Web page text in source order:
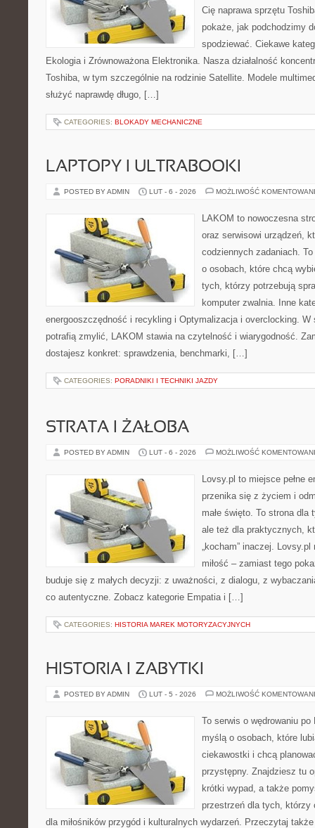
Cię naprawa sprzętu
pokaże, jak podchodzimy
spodziewać. Ciekawe
Ekologia i Zrównoważona Elektronika. Nasza działalność
Toshiba, w tym szczególnie na rodzinie Satellite. Modele
służyć naprawdę długo, […]
CATEGORIES: BLOKADY MECHANICZNE
LAPTOPY I ULTRABOOKI
POSTED BY ADMIN LUT - 6 - 2026 MOŻLIWOŚĆ
LAKOM to nowoczesna
oraz serwisowi urządzeń,
codziennych zadaniach.
o osobach, które chcą
tych, którzy potrzebują
komputer zwalnia. Inne
energooszczędność i recykling i Optymalizacja i overclocking. W
potrafią zmylić, LAKOM stawia na czytelność i wiarygodność.
dostajesz konkret: sprawdzenia, benchmarki, […]
CATEGORIES: PORADNIKI I TECHNIKI JAZDY
STRATA I ŻAŁOBA
POSTED BY ADMIN LUT - 6 - 2026 MOŻLIWOŚĆ
Lovsy.pl to miejsce pełne
przenika się z życiem i
małe święto. To strona
ale też dla praktycznych,
„kocham” inaczej.
miłość – zamiast tego
buduje się z małych decyzji: z uważności, z dialogu, z
co autentyczne. Zobacz kategorie Empatia i […]
CATEGORIES: HISTORIA MAREK MOTORYZACYJNYCH
HISTORIA I ZABYTKI
POSTED BY ADMIN LUT - 5 - 2026 MOŻLIWOŚĆ
To serwis o wędrowaniu
myślą o osobach, które
ciekawostki i chcą
przystępny. Znajdziesz tu
krótki wypad, a także
przestrzeń dla tych, którzy
dla miłośników przygód i kulturalnych wydarzeń. Przeczytaj